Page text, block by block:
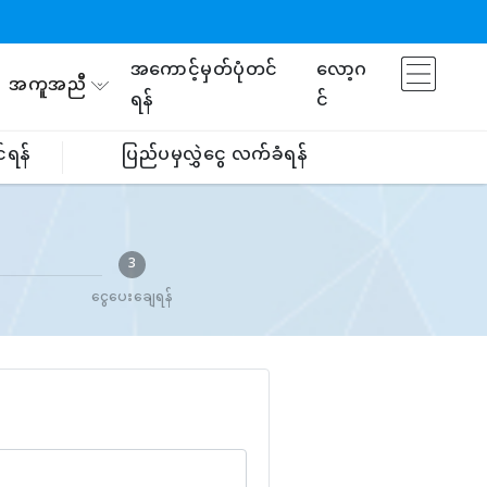
အကူအညီ
အကောင့်မှတ်ပုံတင်
ရန်
လော့ဂ
င်
န် ပြည်ပမှလွှဲငွေ လက်ခံရန်
3
ငွေပေးချေရန်